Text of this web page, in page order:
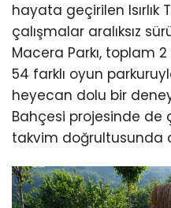
hayata geçirilen Isırlık
çalışmalar aralıksız
Macera Parkı, toplam
54 farklı oyun
heyecan dolu bir
Bahçesi projesinde de
takvim doğrultusunda